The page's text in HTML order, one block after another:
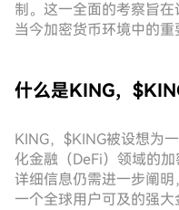
制。这一全面的考察旨
当今加密货币环境中的重
什么是KING，
KING，$KING被设想为
化金融（DeFi）领域的
详细信息仍需进一步阐
一个全球用户可及的强